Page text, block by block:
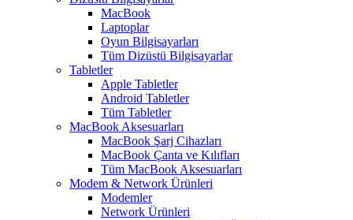
MacBook
Laptoplar
Oyun Bilgisayarları
Tüm Dizüstü Bilgisayarlar
Tabletler
Apple Tabletler
Android Tabletler
Tüm Tabletler
MacBook Aksesuarları
MacBook Şarj Cihazları
MacBook Çanta ve Kılıfları
Tüm MacBook Aksesuarları
Modem & Network Ürünleri
Modemler
Network Ürünleri